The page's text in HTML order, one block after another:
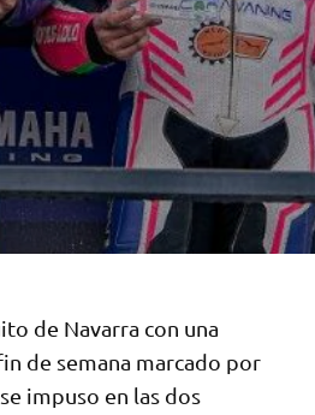
de Navarra con una
de semana marcado por
impuso en las dos